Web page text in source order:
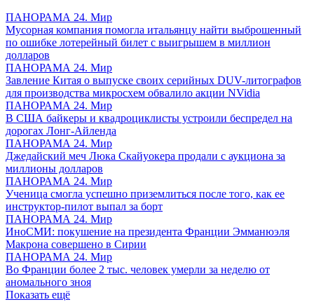
ПАНОРАМА 24. Мир
Мусорная компания помогла итальянцу найти выброшенный
по ошибке лотерейный билет с выигрышем в миллион
долларов
ПАНОРАМА 24. Мир
Завление Китая о выпуске своих серийных DUV-литографов
для производства микросхем обвалило акции NVidia
ПАНОРАМА 24. Мир
В США байкеры и квадроциклисты устроили беспредел на
дорогах Лонг-Айленда
ПАНОРАМА 24. Мир
Джедайский меч Люка Скайуокера продали с аукциона за
миллионы долларов
ПАНОРАМА 24. Мир
Ученица смогла успешно приземлиться после того, как ее
инструктор-пилот выпал за борт
ПАНОРАМА 24. Мир
ИноСМИ: покушение на президента Франции Эмманюэля
Макрона совершено в Сирии
ПАНОРАМА 24. Мир
Во Франции более 2 тыс. человек умерли за неделю от
аномального зноя
Показать ещё